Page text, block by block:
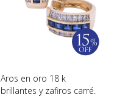
Aros en oro 18 k
brillantes y zafiros carré.